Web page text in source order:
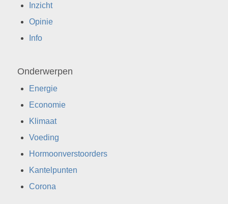
Inzicht
Opinie
Info
Onderwerpen
Energie
Economie
Klimaat
Voeding
Hormoonverstoorders
Kantelpunten
Corona